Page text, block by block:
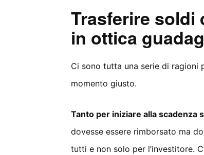
Trasferire soldi
in ottica
Ci sono tutta una serie di ragioni
momento giusto.
Tanto per iniziare alla scadenza
dovesse essere rimborsato ma
tutti e non solo per l’investitore.